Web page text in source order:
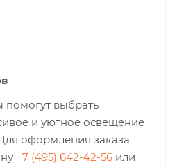
выбрать
и уютное освещение
оформления заказа
+7 (495) 642-42-56 или